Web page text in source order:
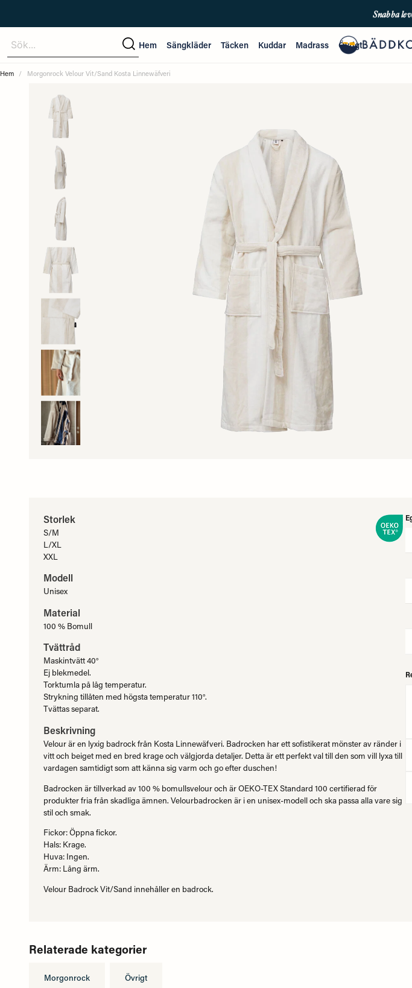
Snabba
Fri frakt
Sök... Hem Sängkläder Täcken Kuddar Madrass Övrigt
Hem Morgonrock Velour Vit/Sand Kosta Linnewäfveri
Storlek
S/M
L/XL
XXL
Modell
Unisex
Material
100 % Bomull
Tvättråd
Maskintvätt 40°
Ej blekmedel.
Torktumla på låg temperatur.
Strykning tillåten med högsta temperatur 110°.
Tvättas separat.
Beskrivning
Velour är en lyxig badrock från Kosta Linnewäfveri. Badrocken har ett sofistikerat mönster av ränder i
vitt och beiget med en bred krage och välgjorda detaljer. Detta är ett perfekt val till den som vill lyxa till
vardagen samtidigt som att känna sig varm och go efter duschen!
Badrocken är tillverkad av 100 % bomullsvelour och är OEKO-TEX Standard 100 certifierad för
produkter fria från skadliga ämnen. Velourbadrocken är i en unisex-modell och ska passa alla vare sig
stil och smak.
Fickor: Öppna fickor.
Hals: Krage.
Huva: Ingen.
Ärm: Lång ärm.
Velour Badrock Vit/Sand innehåller en badrock.
Relaterade kategorier
Morgonrock Övrigt